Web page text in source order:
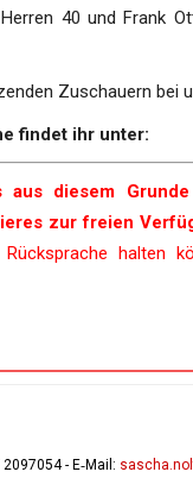
40 und Frank
Zuschauern bei
findet ihr unter:
aus diesem
zur freien
halten
- E‑Mail: